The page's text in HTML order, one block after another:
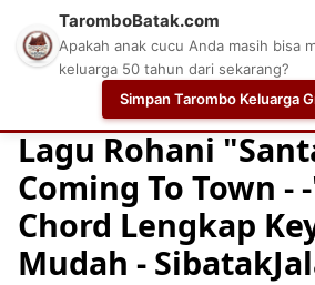
Chord Chord Gitar Lagu
Lagu Rohani
Coming To Town -
Chord Lengkap
Mudah -
TaromboBatak.com
Apakah anak cucu Anda masih bisa
keluarga 50 tahun dari sekarang?
Simpan Tarombo Keluarga